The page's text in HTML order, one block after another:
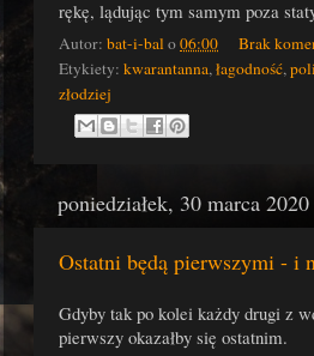
rękę, lądując tym samym poza
Autor: bat-i-bal o06:00
Brak
Etykiety: kwarantanna, łagodność,
złodziej
poniedziałek, 30 marca 2020
Ostatni będą pierwszymi - i
Gdyby tak po kolei każdy drugi z
pierwszy okazałby się ostatnim.